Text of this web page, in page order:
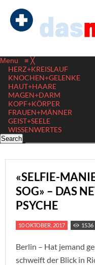
Menu ≡ ╳
HERZ+KREISLAUF
KNOCHEN+GELENKE
HAUT+HAARE
MAGEN+DARM
KOPF+KÖRPER
FRAUEN+MÄNNER
GEIST+SEELE
WISSENWERTES
«SELFIE-
SOG» – DAS
PSYCHE
10 OKTOBER, 2017 1536
Berlin – Hat jemand
schweift der Blick in